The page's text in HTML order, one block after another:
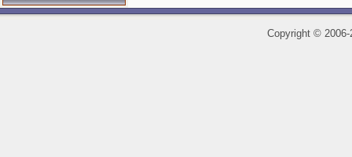
Copyright ©